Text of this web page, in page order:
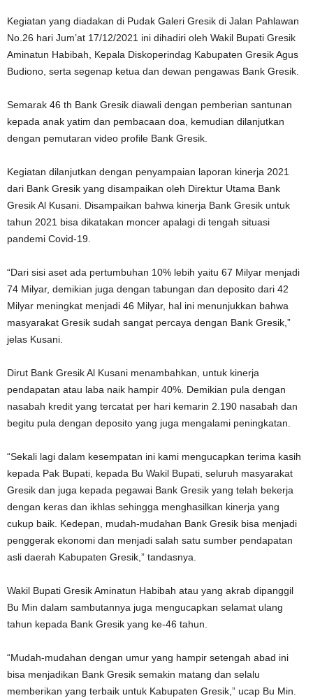
Kegiatan yang diadakan di Pudak Galeri Gresik di Jalan Pahlawan
No.26 hari Jum’at 17/12/2021 ini dihadiri oleh Wakil Bupati Gresik
Aminatun Habibah, Kepala Diskoperindag Kabupaten Gresik Agus
Budiono, serta segenap ketua dan dewan pengawas Bank Gresik.
Semarak 46 th Bank Gresik diawali dengan pemberian santunan
kepada anak yatim dan pembacaan doa, kemudian dilanjutkan
dengan pemutaran video profile Bank Gresik.
Kegiatan dilanjutkan dengan penyampaian laporan kinerja 2021
dari Bank Gresik yang disampaikan oleh Direktur Utama Bank
Gresik Al Kusani. Disampaikan bahwa kinerja Bank Gresik untuk
tahun 2021 bisa dikatakan moncer apalagi di tengah situasi
pandemi Covid-19.
“Dari sisi aset ada pertumbuhan 10% lebih yaitu 67 Milyar menjadi
74 Milyar, demikian juga dengan tabungan dan deposito dari 42
Milyar meningkat menjadi 46 Milyar, hal ini menunjukkan bahwa
masyarakat Gresik sudah sangat percaya dengan Bank Gresik,”
jelas Kusani.
Dirut Bank Gresik Al Kusani menambahkan, untuk kinerja
pendapatan atau laba naik hampir 40%. Demikian pula dengan
nasabah kredit yang tercatat per hari kemarin 2.190 nasabah dan
begitu pula dengan deposito yang juga mengalami peningkatan.
“Sekali lagi dalam kesempatan ini kami mengucapkan terima kasih
kepada Pak Bupati, kepada Bu Wakil Bupati, seluruh masyarakat
Gresik dan juga kepada pegawai Bank Gresik yang telah bekerja
dengan keras dan ikhlas sehingga menghasilkan kinerja yang
cukup baik. Kedepan, mudah-mudahan Bank Gresik bisa menjadi
penggerak ekonomi dan menjadi salah satu sumber pendapatan
asli daerah Kabupaten Gresik,” tandasnya.
Wakil Bupati Gresik Aminatun Habibah atau yang akrab dipanggil
Bu Min dalam sambutannya juga mengucapkan selamat ulang
tahun kepada Bank Gresik yang ke-46 tahun.
“Mudah-mudahan dengan umur yang hampir setengah abad ini
bisa menjadikan Bank Gresik semakin matang dan selalu
memberikan yang terbaik untuk Kabupaten Gresik,” ucap Bu Min.